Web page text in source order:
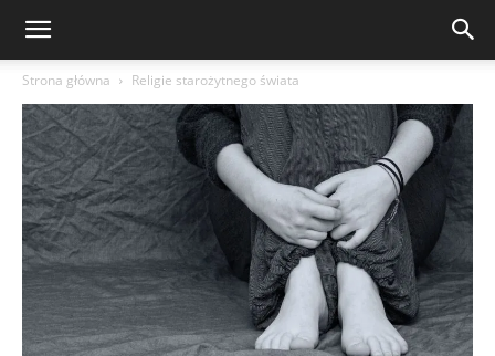
Strona główna Religie starożytnego świata